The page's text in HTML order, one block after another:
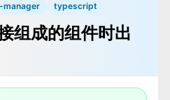
typescript
组成的组件时出